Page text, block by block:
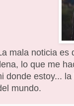
mala noticia es
lo que me
donde estoy...
mundo.